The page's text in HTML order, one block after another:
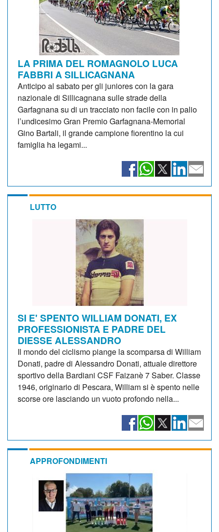
LA PRIMA DEL ROMAGNOLO LUCA
FABBRI A SILLICAGNANA
Anticipo al sabato per gli juniores con la gara
nazionale di Sillicagnana sulle strade della
Garfagnana su di un tracciato non facile con in palio
l’undicesimo Gran Premio Garfagnana-Memorial
Gino Bartali, il grande campione fiorentino la cui
famiglia ha legami...
LUTTO
SI E' SPENTO WILLIAM DONATI, EX
PROFESSIONISTA E PADRE DEL
DIESSE ALESSANDRO
Il mondo del ciclismo piange la scomparsa di William
Donati, padre di Alessandro Donati, attuale direttore
sportivo della Bardiani CSF Faizanè 7 Saber. Classe
1946, originario di Pescara, William si è spento nelle
scorse ore lasciando un vuoto profondo nella...
APPROFONDIMENTI